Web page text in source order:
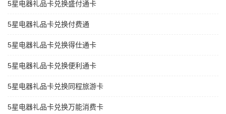
5星电器礼品卡兑换盛付通卡
5星电器礼品卡兑换付费通
5星电器礼品卡兑换得仕通卡
5星电器礼品卡兑换便利通卡
5星电器礼品卡兑换同程旅游卡
5星电器礼品卡兑换万能消费卡